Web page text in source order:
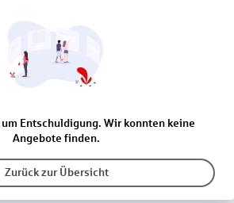
Entschuldigung. Wir konnten keine
Angebote finden.
Zurück zur Übersicht